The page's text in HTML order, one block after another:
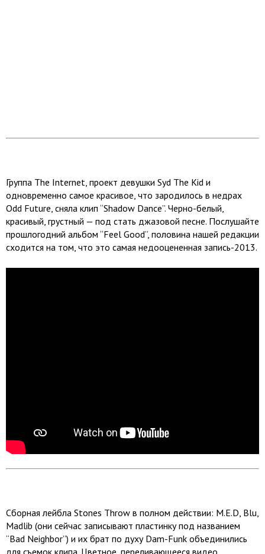
Группа The Internet, проект девушки Syd The Kid и
одновременно самое красивое, что зародилось в недрах
Odd Future, сняла клип “Shadow Dance”. Черно-белый,
красивый, грустный — под стать джазовой песне. Послушайте
прошлогодний альбом “Feel Good”, половина нашей редакции
сходится на том, что это самая недооцененная запись-2013.
Сборная лейбла Stones Throw в полном действии: M.E.D, Blu,
Madlib (они сейчас записывают пластинку под названием
“Bad Neighbor”) и их брат по духу Dam-Funk объединились
для съемок клипа. Цветное, переливающееся видео